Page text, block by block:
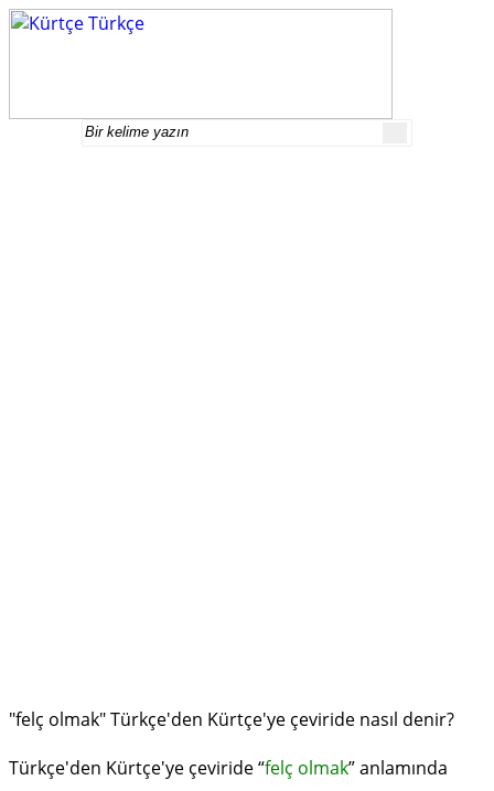
"felç olmak" Türkçe'den Kürtçe'ye çeviride nasıl denir?
Türkçe'den Kürtçe'ye çeviride “felç olmak” anlamında